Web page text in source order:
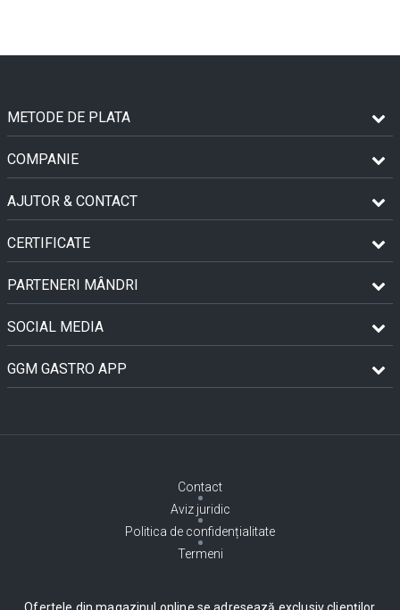
METODE DE PLATA
COMPANIE
AJUTOR & CONTACT
CERTIFICATE
PARTENERI MÂNDRI
SOCIAL MEDIA
GGM GASTRO APP
Contact
Aviz juridic
Politica de confidențialitate
Termeni